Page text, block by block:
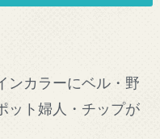
ンカラーにベル・野
ット婦人・チップが